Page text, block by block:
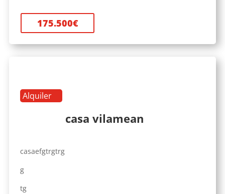
175.500€
Alquiler
casa vilamean
casaefgtrgtrg
g
tg